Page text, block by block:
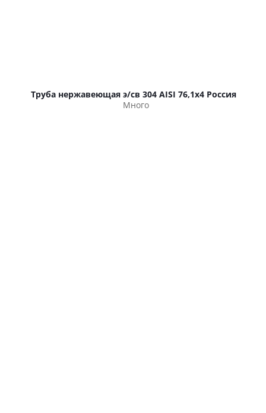
Труба нержавеющая э/св 304 AISI 76,1х4 Россия
Много